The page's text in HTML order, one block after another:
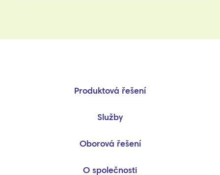
Produktová řešení
Služby
Oborová řešení
O společnosti